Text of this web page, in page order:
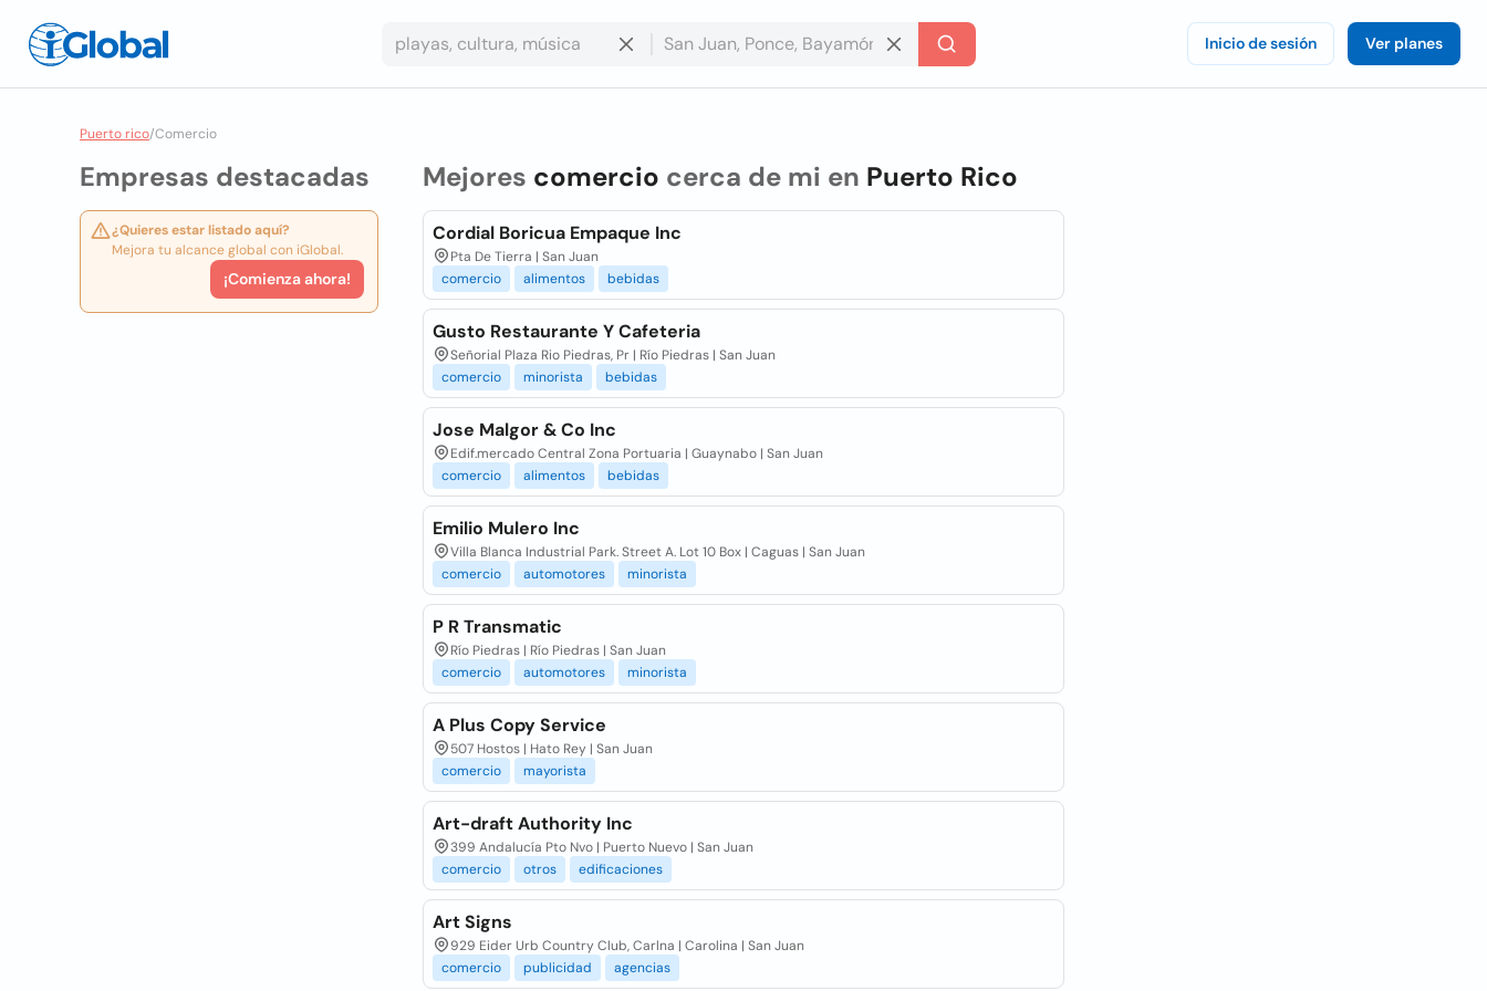
Inicio de sesión Ver planes
Puerto rico/Comercio
Empresas destacadas
¿Quieres estar listado aquí?
Mejora tu alcance global con iGlobal.
¡Comienza ahora!
Mejores comercio cerca de mi en Puerto Rico
Cordial Boricua Empaque Inc
Pta De Tierra | San Juan
comercio
alimentos bebidas
Gusto Restaurante Y Cafeteria
Señorial Plaza Rio Piedras, Pr | Río Piedras | San Juan
comercio
minorista bebidas
Jose Malgor & Co Inc
Edif.mercado Central Zona Portuaria | Guaynabo | San Juan
comercio
alimentos bebidas
Emilio Mulero Inc
Villa Blanca Industrial Park. Street A. Lot 10 Box | Caguas | San Juan
comercio
automotores minorista
P R Transmatic
Río Piedras | Río Piedras | San Juan
comercio
automotores minorista
A Plus Copy Service
507 Hostos | Hato Rey | San Juan
comercio
mayorista
Art-draft Authority Inc
399 Andalucía Pto Nvo | Puerto Nuevo | San Juan
comercio
otros edificaciones
Art Signs
929 Eider Urb Country Club, Carlna | Carolina | San Juan
comercio
publicidad agencias